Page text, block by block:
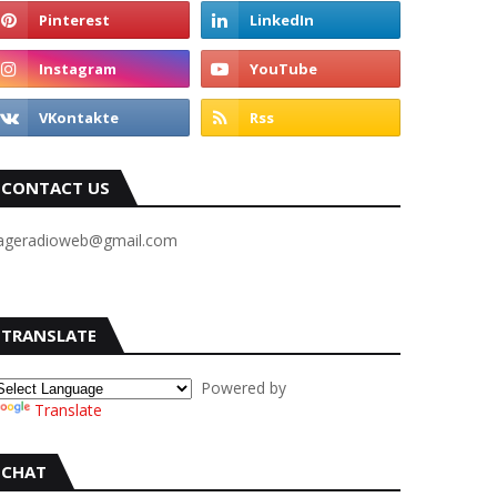
CONTACT US
TRANSLATE
Powered by
Translate
CHAT